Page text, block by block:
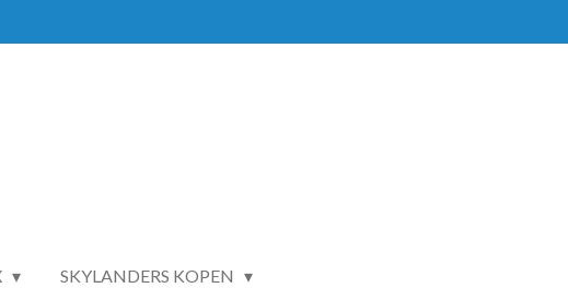
SKYLANDERS KOPEN